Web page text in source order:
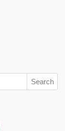
Search